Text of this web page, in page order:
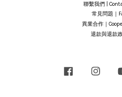
聯繫我們 |
常見問題｜
異業合作｜
退款與退款
Facebook